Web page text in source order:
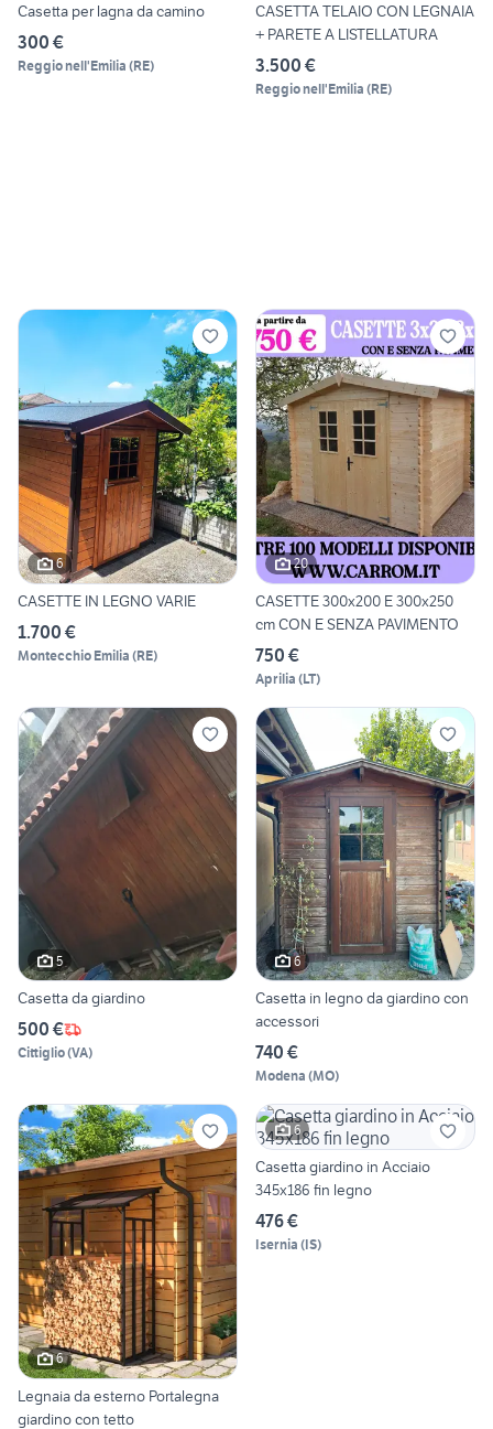
Casetta per lagna da camino
300 €
Reggio nell'Emilia (RE)
CASETTA TELAIO CON LEGNAIA
+ PARETE A LISTELLATURA
3.500 €
Reggio nell'Emilia (RE)
6
CASETTE IN LEGNO VARIE
1.700 €
Montecchio Emilia (RE)
20
CASETTE 300x200 E 300x250
cm CON E SENZA PAVIMENTO
750 €
Aprilia (LT)
5
Casetta da giardino
500 €
Cittiglio(VA)
6
Casetta in legno da giardino con
accessori
740 €
Modena (MO)
6
Legnaia da esterno Portalegna
giardino con tetto
6
Casetta giardino in Acciaio
345x186 fin legno
476 €
Isernia (IS)